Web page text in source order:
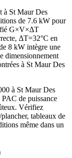
à St Maur Des
de 7.6 kW pour
G×V×ΔT
ΔT=32°C en
8 kW intègre une
dimensionnement
à St Maur Des
à St Maur Des
de puissance
Vérifiez
tableaux de
même dans un